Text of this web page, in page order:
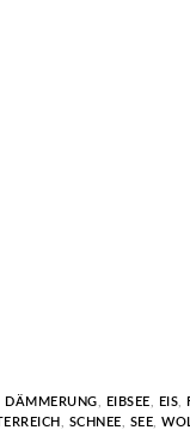
DÄMMERUNG EIBSEE EIS
SCHNEE SEE